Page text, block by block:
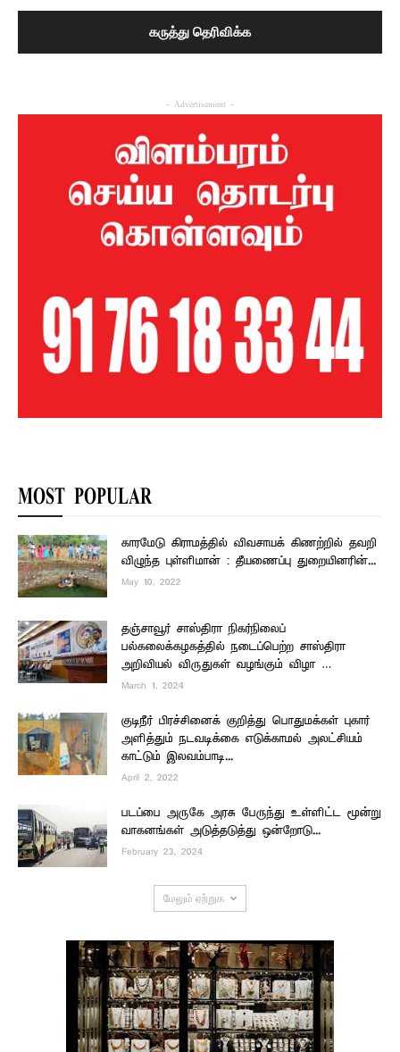
- Advertisement -
MOST POPULAR
காரமேடு கிராமத்தில் விவசாயக் கிணற்றில் தவறி
விழுந்த புள்ளிமான் : தீயணைப்பு துறையினரின்...
May 10, 2022
தஞ்சாவூர் சாஸ்திரா நிகர்நிலைப்
பல்கலைக்கழகத்தில் நடைப்பெற்ற சாஸ்திரா
அறிவியல் விருதுகள் வழங்கும் விழா …
March 1, 2024
குடிநீர் பிரச்சினைக் குறித்து பொதுமக்கள் புகார்
அளித்தும் நடவடிக்கை எடுக்காமல் அலட்சியம்
காட்டும் இலவம்பாடி...
April 2, 2022
படப்பை அருகே அரசு பேருந்து உள்ளிட்ட மூன்று
வாகனங்கள் அடுத்தடுத்து ஒன்றோடு...
February 23, 2024
மேலும் ஏற்றுக